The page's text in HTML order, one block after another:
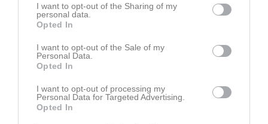
I want to opt-out of the Sharing of my
personal data.
Opted In
I want to opt-out of the Sale of my
Personal Data.
Opted In
I want to opt-out of processing my
Personal Data for Targeted Advertising.
Opted In
Ingen video uppladdad
Logga in och ladda upp ert första klipp
Senast uppdaterade album